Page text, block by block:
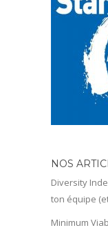
NOS
Diversity
ton équipe
Minimum